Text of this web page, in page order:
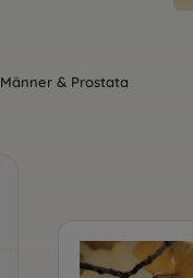
Männer & Prostata